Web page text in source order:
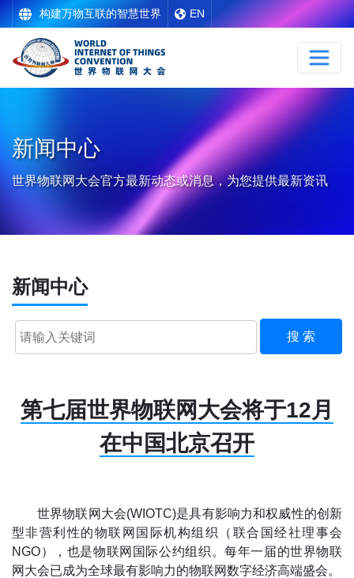
构建万物互联的智慧世界 EN
新闻中心
世界物联网大会官方最新动态或消息，为您提供最新资讯
新闻中心
搜 索
第七届世界物联网大会将于12月
在中国北京召开
世界物联网大会(WIOTC)是具有影响力和权威性的创新
型非营利性的物联网国际机构组织（联合国经社理事会
NGO），也是物联网国际公约组织。每年一届的世界物联
网大会已成为全球最有影响力的物联网数字经济高端盛会。